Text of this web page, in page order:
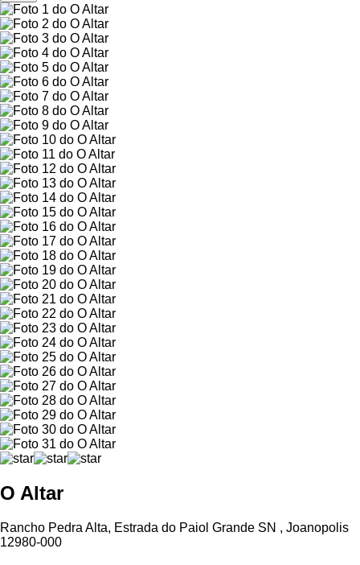
O Altar
Rancho Pedra Alta, Estrada do Paiol Grande SN , Joanopolis
12980-000